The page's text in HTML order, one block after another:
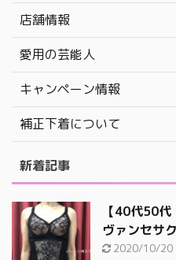
店舗情報
愛用の芸能人
キャンペーン情報
補正下着について
新着記事
【40代50
ヴァンセサ
2020/10/20